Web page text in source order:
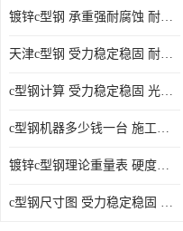
镀锌c型钢 承重强耐腐蚀 耐腐蚀 耐高温
天津c型钢 受力稳定稳固 耐腐蚀 耐高温
c型钢计算 受力稳定稳固 光洁无毛刺
c型钢机器多少钱一台 施工方便简单 稳重支撑承载力大
镀锌c型钢理论重量表 硬度高韧性强 光洁无毛刺
c型钢尺寸图 受力稳定稳固 光洁无毛刺